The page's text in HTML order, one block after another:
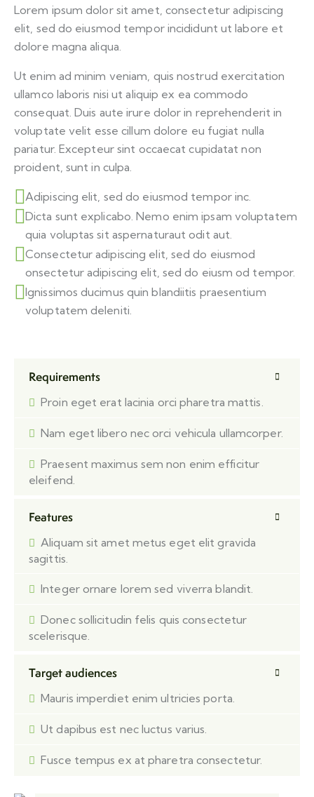
Lorem ipsum dolor sit amet, consectetur adipiscing
elit, sed do eiusmod tempor incididunt ut labore et
dolore magna aliqua.
Ut enim ad minim veniam, quis nostrud exercitation
ullamco laboris nisi ut aliquip ex ea commodo
consequat. Duis aute irure dolor in reprehenderit in
voluptate velit esse cillum dolore eu fugiat nulla
pariatur. Excepteur sint occaecat cupidatat non
proident, sunt in culpa.
Adipiscing elit, sed do eiusmod tempor inc.
Dicta sunt explicabo. Nemo enim ipsam voluptatem
quia voluptas sit aspernaturaut odit aut.
Consectetur adipiscing elit, sed do eiusmod
onsectetur adipiscing elit, sed do eiusm od tempor.
Ignissimos ducimus quin blandiitis praesentium
voluptatem deleniti.
Requirements
Proin eget erat lacinia orci pharetra mattis.
Nam eget libero nec orci vehicula ullamcorper.
Praesent maximus sem non enim efficitur
eleifend.
Features
Aliquam sit amet metus eget elit gravida
sagittis.
Integer ornare lorem sed viverra blandit.
Donec sollicitudin felis quis consectetur
scelerisque.
Target audiences
Mauris imperdiet enim ultricies porta.
Ut dapibus est nec luctus varius.
Fusce tempus ex at pharetra consectetur.